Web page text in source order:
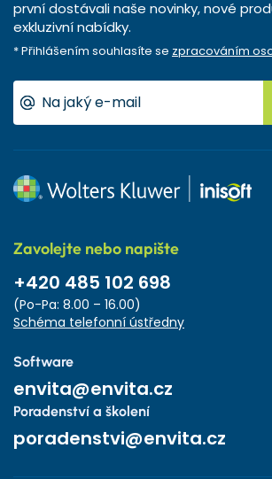
první dostávali naše novinky, nové
exkluzivní nabídky.
* Přihlášením souhlasíte se zpracováním
Zavolejte nebo napište
+420 485 102 698
(Po-Pa: 8.00 – 16.00)
Schéma telefonní ústředny
Software
envita@envita.cz
Poradenství a školení
poradenstvi@envita.cz